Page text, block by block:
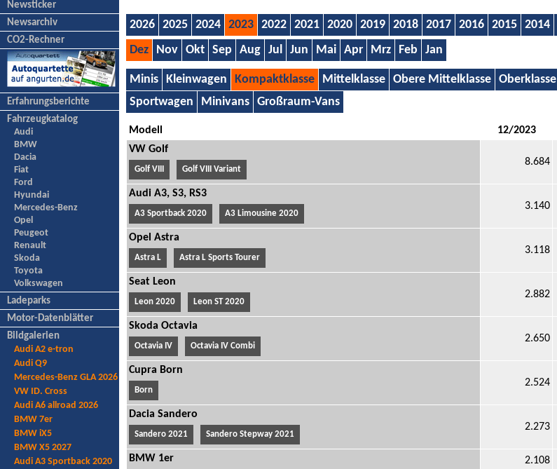
Newsticker
Newsarchiv
CO2-Rechner
Erfahrungsberichte
Fahrzeugkatalog
Audi
BMW
Dacia
Fiat
Ford
Hyundai
Mercedes-Benz
Opel
Peugeot
Renault
Skoda
Toyota
Volkswagen
Ladeparks
Motor-Datenblätter
Bildgalerien
Audi A2 e-tron
Audi Q9
Mercedes-Benz GLA 2026
VW ID. Cross
Audi A6 allroad 2026
BMW 7er
BMW iX5
BMW X5 2027
Audi A3 Sportback 2020
2026 2025 2024 2023 2022 2021 2020 2019 2018 2017 2016 2015 2014
Dez Nov Okt Sep Aug Jul Jun Mai Apr Mrz Feb Jan
Minis Kleinwagen Kompaktklasse Mittelklasse Obere Mittelklasse Oberklasse
Sportwagen
Minivans Großraum-Vans
Modell 12/2023
VW Golf
Golf VIII Golf VIII Variant
8.684
Audi A3, S3, RS3
A3 Sportback 2020 A3 Limousine 2020
3.140
Opel Astra
Astra L Astra L Sports Tourer
3.118
Seat Leon
Leon 2020 Leon ST 2020
2.882
Skoda Octavia
Octavia IV Octavia IV Combi
2.650
Cupra Born
Born
2.524
Dacia Sandero
Sandero 2021 Sandero Stepway 2021
2.273
BMW 1er 2.108